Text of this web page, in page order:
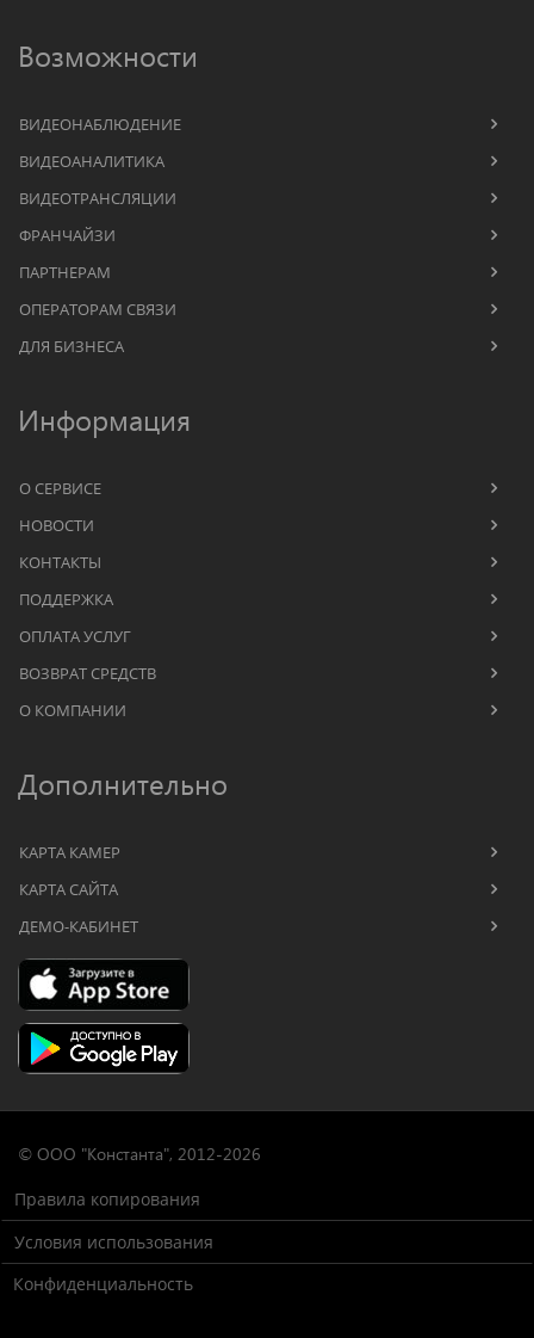
Возможности
ВИДЕОНАБЛЮДЕНИЕ
ВИДЕОАНАЛИТИКА
ВИДЕОТРАНСЛЯЦИИ
ФРАНЧАЙЗИ
ПАРТНЕРАМ
ОПЕРАТОРАМ СВЯЗИ
ДЛЯ БИЗНЕСА
Информация
О СЕРВИСЕ
НОВОСТИ
КОНТАКТЫ
ПОДДЕРЖКА
ОПЛАТА УСЛУГ
ВОЗВРАТ СРЕДСТВ
О КОМПАНИИ
Дополнительно
КАРТА КАМЕР
КАРТА САЙТА
ДЕМО-КАБИНЕТ
© OOO "Константа", 2012-2026
Правила копирования
Условия использования
Конфиденциальность